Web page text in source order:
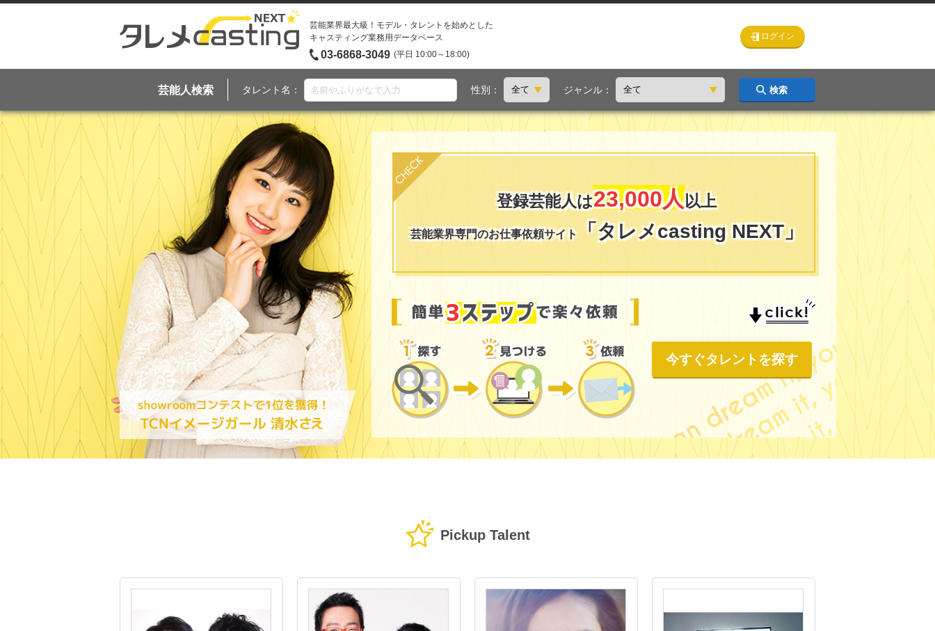
芸能業界最大級！モデル・タレントを始めとした
キャスティング業務用データベース
03-6868-3049 (平日 10:00～18:00)
ログイン
芸能人検索 タレント名： 性別： ジャンル： 検索
登録芸能人は23,000人以上
芸能業界専門のお仕事依頼サイト「タレメcasting NEXT」
今すぐタレントを探す
Pickup Talent